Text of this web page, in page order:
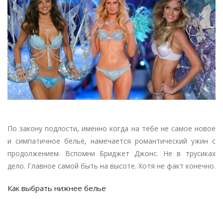
По закону подлости, именно когда на тебе не самое новое
и симпатичное бельё, намечается романтический ужин с
продолжением. Вспомни Бриджет Джонс. Не в трусиках
дело. Главное самой быть на высоте. Хотя не факт конечно.
Как выбрать нижнее белье